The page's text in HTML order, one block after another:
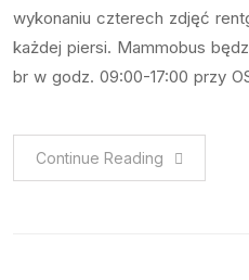
wykonaniu czterech zdjęć
każdej piersi. Mammobus
br w godz. 09:00-17:00 przy
Continue Reading